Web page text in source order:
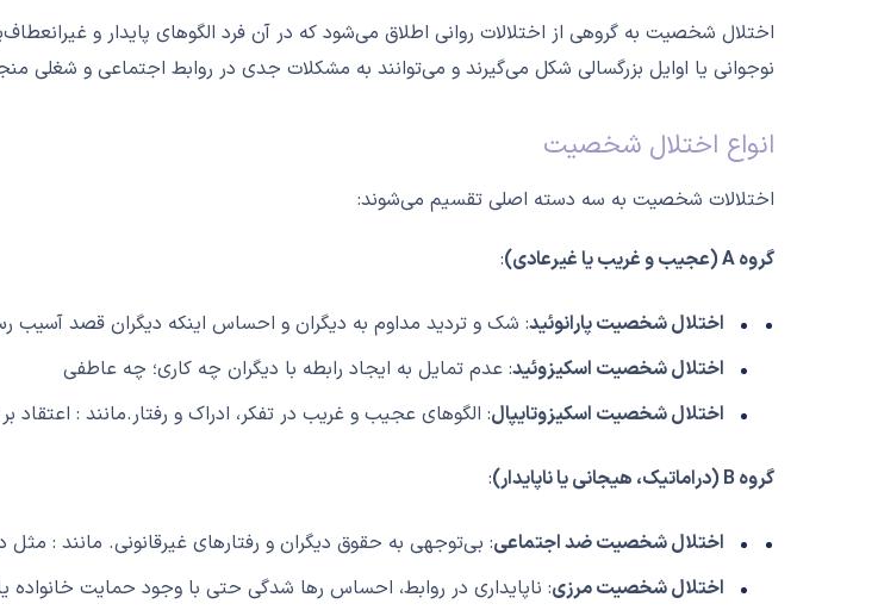
اختلال شخصیت به گروهی از اختلالات روانی اطلاق می‌شود که در آن فرد الگوهای پایدار و
نوجوانی یا اوایل بزرگسالی شکل می‌گیرند و می‌توانند به مشکلات جدی در روابط اجتماعی و شغلی
انواع اختلال شخصیت
اختلالات شخصیت به سه دسته اصلی تقسیم می‌شوند:
گروه A (عجیب و غریب یا غیرعادی) :
اختلال شخصیت پارانوئید: شک و تردید مداوم به دیگران و احساس اینکه دیگران قصد آسیب
اختلال شخصیت اسکیزوئید: عدم تمایل به ایجاد رابطه با دیگران چه کاری؛ چه عاطفی
اختلال شخصیت اسکیزوتایپال: الگوهای عجیب و غریب در تفکر، ادراک و رفتار.مانند : اعتقاد
گروه B (دراماتیک، هیجانی یا ناپایدار) :
اختلال شخصیت ضد اجتماعی: بی‌توجهی به حقوق دیگران و رفتارهای غیرقانونی. مانند : مثل
اختلال شخصیت مرزی: ناپایداری در روابط، احساس رها شدگی حتی با وجود حمایت خانواده